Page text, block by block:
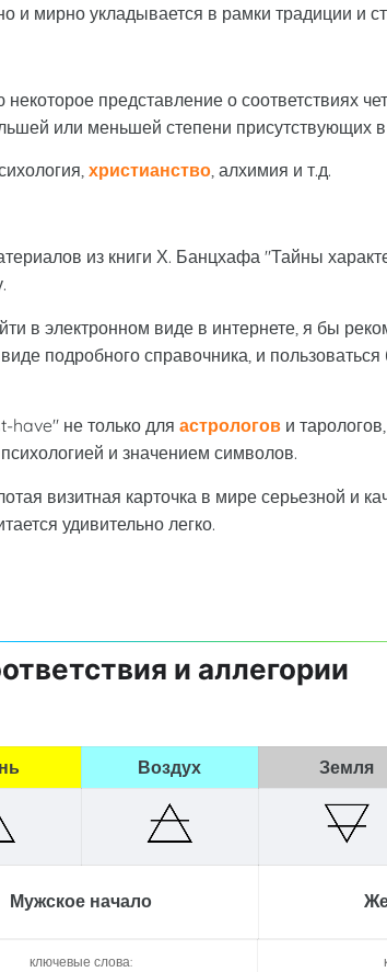
и мирно укладывается в рамки традиции и
представление о соответствиях
или меньшей степени присутствующих
христианство, алхимия и т.д.
из книги Х. Банцхафа "Тайны
в электронном виде в интернете, я бы
подробного справочника, и
have" не только для астрологови
и значением символов.
визитная карточка в мире серьезной и
удивительно легко.
и аллегории
Воздух Земля
Мужское начало
ключевые слова: